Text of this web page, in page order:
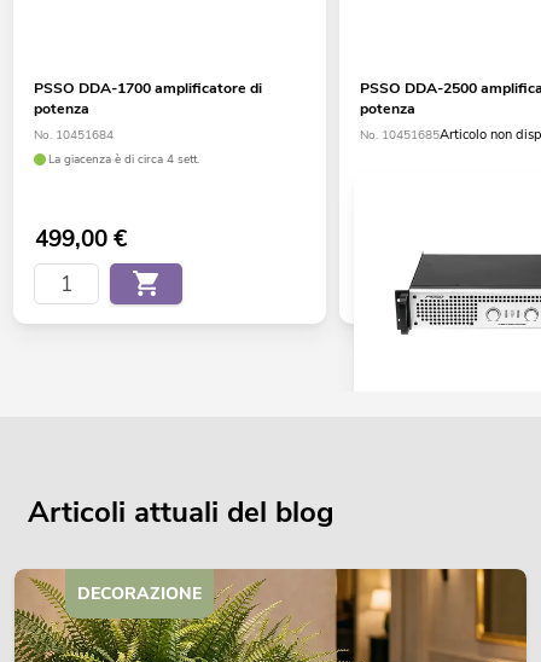
PSSO DDA-1700 amplificatore di
potenza
No. 10451684
La giacenza è di circa 4 sett.
499,00€
PSSO DDA-2500
potenza
No. 10451685Articolo non
599,00€
Articoli attuali del blog
DECORAZIONE